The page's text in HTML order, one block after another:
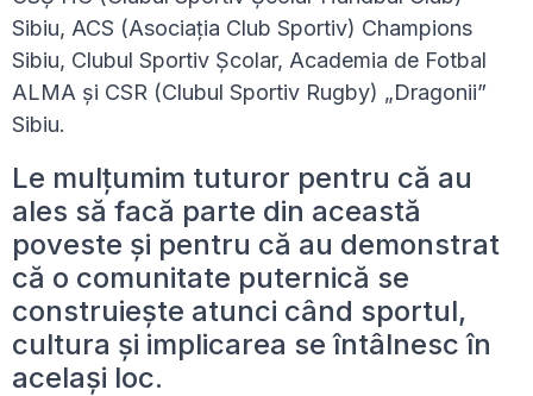
Sibiu, ACS (Asociația Club Sportiv) Champions
Sibiu, Clubul Sportiv Școlar, Academia de Fotbal
ALMA și CSR (Clubul Sportiv Rugby) „Dragonii”
Sibiu.
Le mulțumim tuturor pentru că au
ales să facă parte din această
poveste și pentru că au demonstrat
că o comunitate puternică se
construiește atunci când sportul,
cultura și implicarea se întâlnesc în
același loc.